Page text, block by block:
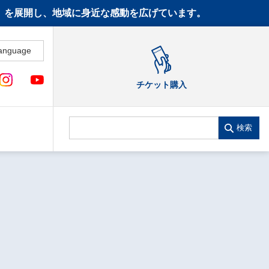
展開し、地域に身近な感動を広げています。
チケット購入
検索